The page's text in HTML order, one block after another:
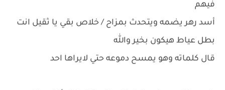
فيهم
أسد رهر يضمه ويتحدث بمزاح / خلاص بقي يا ثقيل انت
بطل عياط هيكون بخير والله
قال كلماته وهو يمسح دموعه حتي لايراها احد